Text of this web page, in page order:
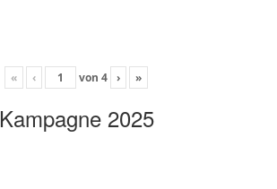
« ‹ von 4 › »
Kampagne 2025